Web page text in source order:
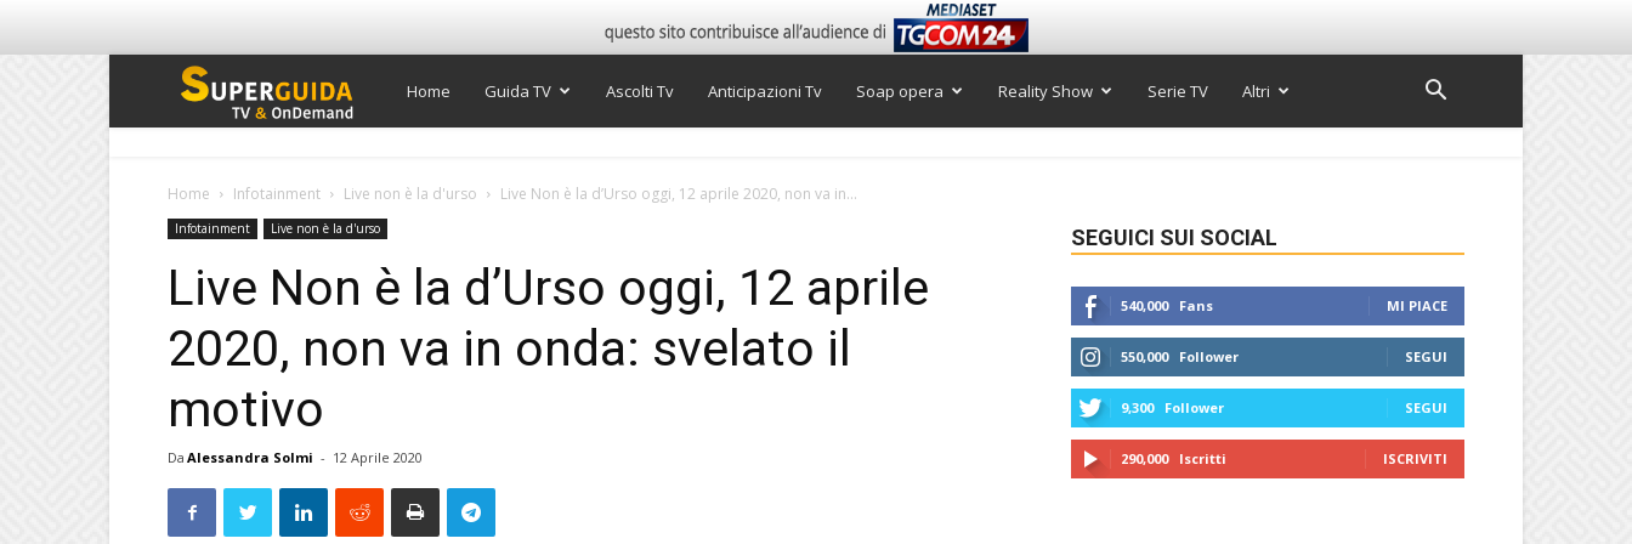
Super
Home Guida TV Ascolti Tv Anticipazioni Tv Soap opera Reality Show Serie TV Altri
Home Infotainment Live non è la d'urso Live Non è la d’Urso oggi, 12 aprile 2020, non va in...
Infotainment Live non è la d'urso
Live Non è la d’Urso oggi, 12 aprile
2020, non va in onda: svelato il
motivo
Da Alessandra Solmi - 12 Aprile 2020
SEGUICI SUI SOCIAL
540,000 Fans MI PIACE
550,000 Follower SEGUI
9,300 Follower SEGUI
290,000 Iscritti ISCRIVITI